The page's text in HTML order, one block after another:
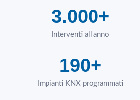
3.000+
Interventi all'anno
190+
Impianti KNX programmati